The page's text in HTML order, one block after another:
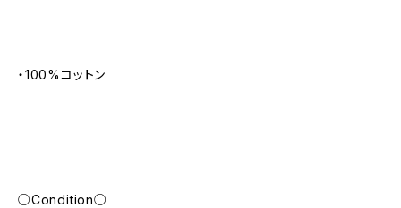
・100%コットン
○Condition○